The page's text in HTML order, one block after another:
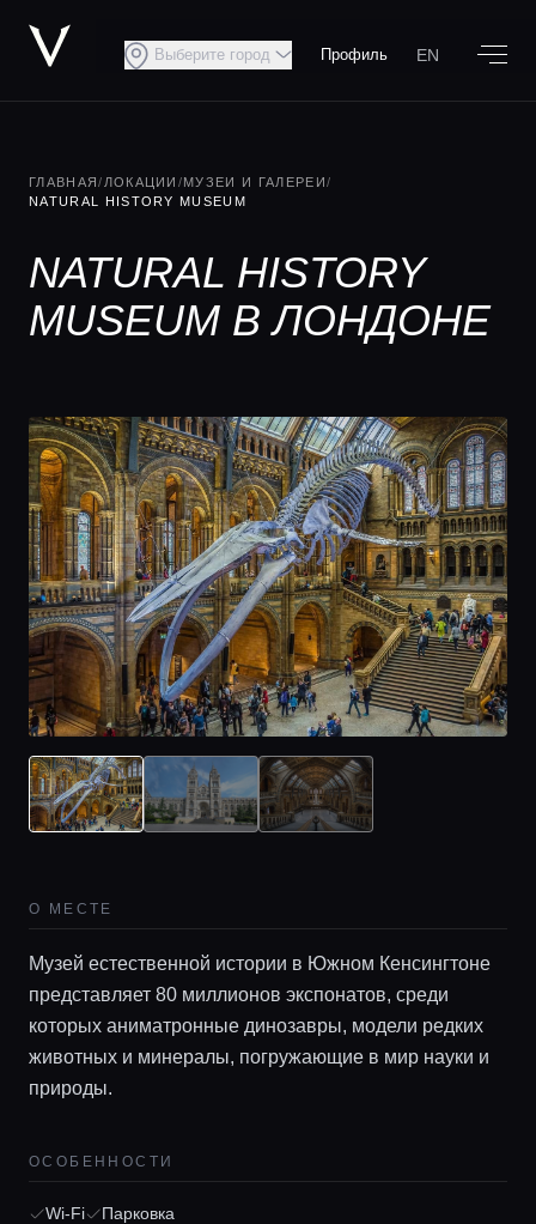
Выберите город Профиль EN
ГЛАВНАЯ/ ЛОКАЦИИ /МУЗЕИ И ГАЛЕРЕИ/
NATURAL HISTORY MUSEUM
NATURAL HISTORY
MUSEUM В ЛОНДОНЕ
О МЕСТЕ
Музей естественной истории в Южном Кенсингтоне
представляет 80 миллионов экспонатов, среди
которых аниматронные динозавры, модели редких
животных и минералы, погружающие в мир науки и
природы.
ОСОБЕННОСТИ
Wi-Fi Парковка